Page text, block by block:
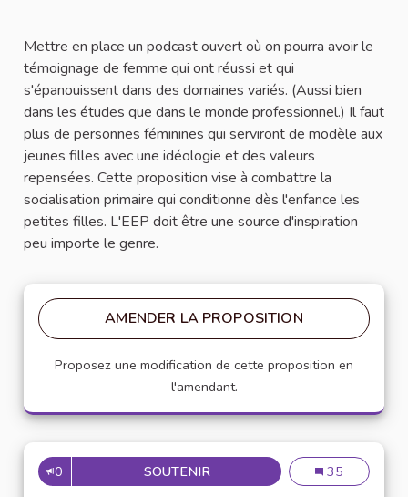
Mettre en place un podcast ouvert où on pourra avoir le
témoignage de femme qui ont réussi et qui
s'épanouissent dans des domaines variés. (Aussi bien
dans les études que dans le monde professionnel.) Il faut
plus de personnes féminines qui serviront de modèle aux
jeunes filles avec une idéologie et des valeurs
repensées. Cette proposition vise à combattre la
socialisation primaire qui conditionne dès l'enfance les
petites filles. L'EEP doit être une source d'inspiration
peu importe le genre.
AMENDER LA PROPOSITION
Proposez une modification de cette proposition en
l'amendant.
0 SOUTENIR UN PODCAST
Un podcast
35